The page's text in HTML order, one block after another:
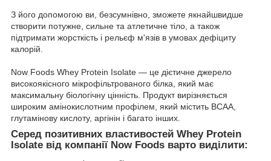
З його допомогою ви, безсумнівно, зможете якнайшвидше
створити потужне, сильне та атлетичне тіло, а також
підтримати жорсткість і рельєф м'язів в умовах дефіциту
калорій.
Now Foods Whey Protein Isolate — це дієтичне джерело
високоякісного мікрофільтрованого білка, який має
максимальну біологічну цінність. Продукт вирізняється
широким амінокислотним профілем, який містить BCAA,
глутамінову кислоту, аргінін і багато інших.
Серед позитивних властивостей Whey Protein
Isolate від компанії Now Foods варто виділити: